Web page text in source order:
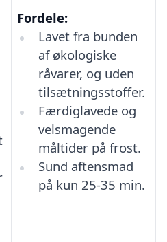
Fordele:
Lavet fra bunden
af økologiske
råvarer, og uden
tilsætningsstoffer.
Færdiglavede og
velsmagende
måltider på frost.
Sund aftensmad
på kun 25-35 min.